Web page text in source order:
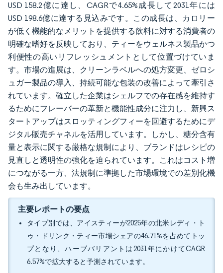
USD 158.2億に達し、CAGRで4.65%成長して2031年には
USD 198.6億に達する見込みです。この成長は、カロリー
が低く機能的なメリットを提供する飲料に対する消費者の
明確な嗜好を反映しており、ティーをウェルネス製品かつ
利便性の高いリフレッシュメントとして位置づけていま
す。市場の進展は、クリーンラベルへの処方変更、ゼロシ
ュガー製品の導入、持続可能な包装の改善によって牽引さ
れています。確立した企業はシェルフでの存在感を維持す
るためにフレーバーの革新と機能性成分に注力し、新興ス
タートアップはスロッティングフィーを回避するためにデ
ジタル販売チャネルを活用しています。しかし、糖分含有
量と表示に関する厳格な規制により、ブランドはレシピの
見直しと透明性の強化を迫られています。これはコスト増
につながる一方、法規制に準拠した市場環境での差別化機
会も生み出しています。
主要レポートの要点
タイプ別では、アイスティーが2025年の北米レディ・ト
ゥ・ドリンク・ティー市場シェアの46.71%を占めてトッ
プとなり、ハーブバリアントは2031年にかけてCAGR
6.57%で拡大すると予測されています。